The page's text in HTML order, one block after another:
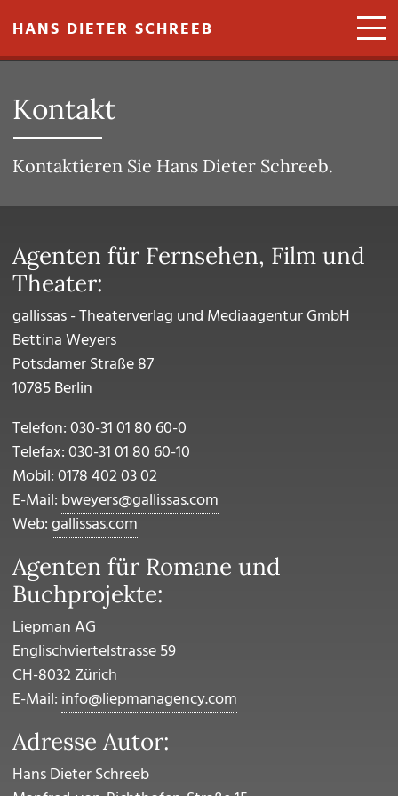
HANS DIETER SCHREEB
Kontakt
Kontaktieren Sie Hans Dieter Schreeb.
Agenten für Fernsehen, Film und
Theater:
gallissas - Theaterverlag und Mediaagentur GmbH
Bettina Weyers
Potsdamer Straße 87
10785 Berlin
Telefon: 030-31 01 80 60-0
Telefax: 030-31 01 80 60-10
Mobil: 0178 402 03 02
E-Mail: bweyers@gallissas.com
Web:gallissas.com
Agenten für Romane und
Buchprojekte:
Liepman AG
Englischviertelstrasse 59
CH-8032 Zürich
E-Mail: info@liepmanagency.com
Adresse Autor:
Hans Dieter Schreeb